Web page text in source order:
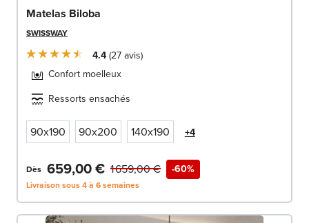
Matelas Biloba
SWISSWAY
4.4 27avis
Confort moelleux
Ressorts ensachés
90x190 90x200 140x190 +4
Dès 659,00 € -60%
1 659,00 €
Livraison sous 4 à 6 semaines